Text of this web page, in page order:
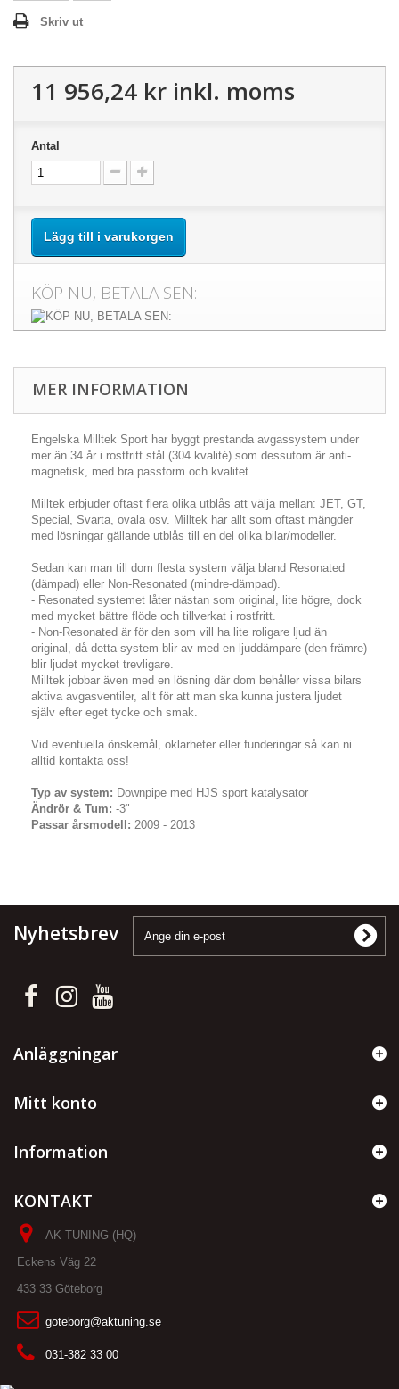
Skriv ut
11 956,24 kr inkl. moms
Antal
Lägg till i varukorgen
KÖP NU, BETALA SEN:
MER INFORMATION
Engelska Milltek Sport har byggt prestanda avgassystem under
mer än 34 år i rostfritt stål (304 kvalité) som dessutom är anti-
magnetisk, med bra passform och kvalitet.
Milltek erbjuder oftast flera olika utblås att välja mellan: JET, GT,
Special, Svarta, ovala osv. Milltek har allt som oftast mängder
med lösningar gällande utblås till en del olika bilar/modeller.
Sedan kan man till dom flesta system välja bland Resonated
(dämpad) eller Non-Resonated (mindre-dämpad).
- Resonated systemet låter nästan som original, lite högre, dock
med mycket bättre flöde och tillverkat i rostfritt.
- Non-Resonated är för den som vill ha lite roligare ljud än
original, då detta system blir av med en ljuddämpare (den främre)
blir ljudet mycket trevligare.
Milltek jobbar även med en lösning där dom behåller vissa bilars
aktiva avgasventiler, allt för att man ska kunna justera ljudet
själv efter eget tycke och smak.
Vid eventuella önskemål, oklarheter eller funderingar så kan ni
alltid kontakta oss!
Typ av system: Downpipe med HJS sport katalysator
Ändrör & Tum: -3"
Passar årsmodell: 2009 - 2013
Nyhetsbrev
Anläggningar
Mitt konto
Information
KONTAKT
AK-TUNING (HQ)
Eckens Väg 22
433 33 Göteborg
goteborg@aktuning.se
031-382 33 00